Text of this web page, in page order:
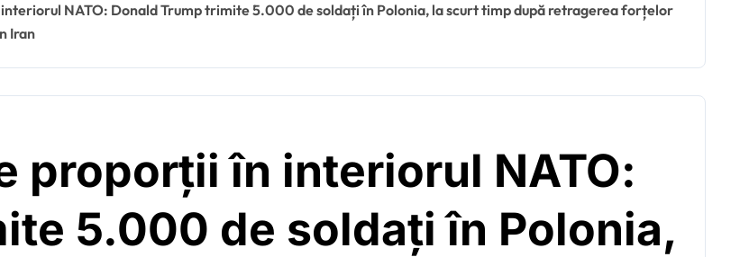
NATO: Donald Trump trimite 5.000 de soldați în Polonia, la scurt timp după retragerea forțelor
Iran
proporții în interiorul NATO:
5.000 de soldați în Polonia,